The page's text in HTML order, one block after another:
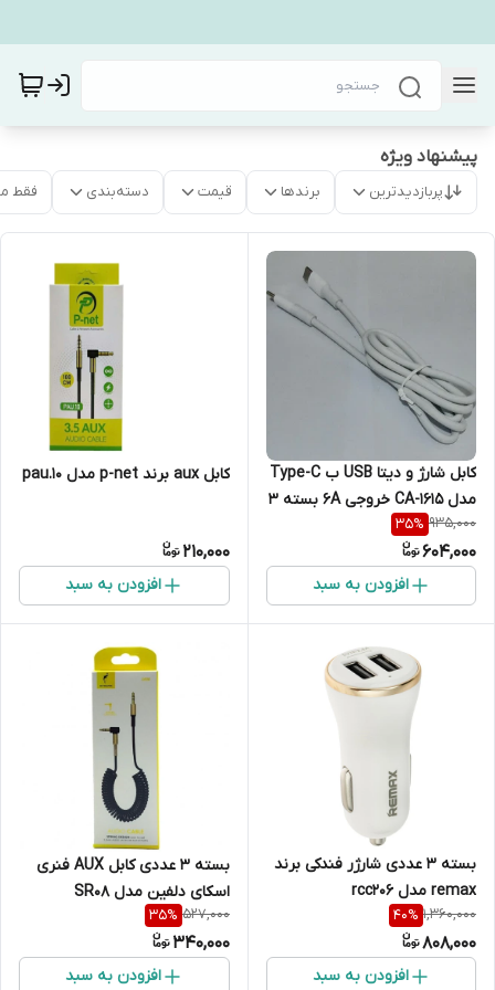
پیشنهاد ویژه
پربازدیدترین برندها قیمت دسته‌بندی فقط
کابل شارژ و دیتا USB ب Type-C
مدل CA-1615 خروجی 6A بسته 3
عددی
935,000
35%
604,000
افزودن به سبد
کابل aux برند p-net مدل pau.10
210,000
افزودن به سبد
بسته 3 عددی شارژر فندکی برند
remax مدل rcc206
1,360,000
40%
808,000
افزودن به سبد
بسته 3 عددی کابل AUX فنری
اسکای دلفین مدل SR08
527,000
35%
340,000
افزودن به سبد